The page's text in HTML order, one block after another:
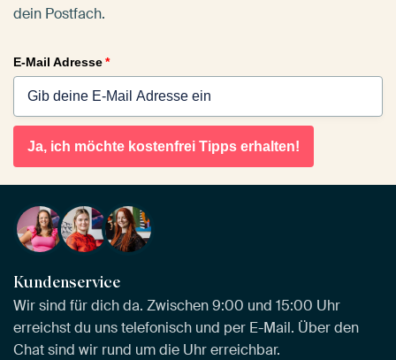
dein Postfach.
E-Mail Adresse*
Ja, ich möchte kostenfrei Tipps erhalten!
Kundenservice
Wir sind für dich da. Zwischen 9:00 und 15:00 Uhr
erreichst du uns telefonisch und per E-Mail. Über den
Chat sind wir rund um die Uhr erreichbar.